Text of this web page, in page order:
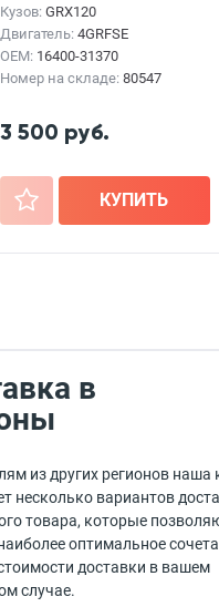
Кузов: GRX120
Двигатель: 4GRFSE
OEM: 16400-31370
Номер на складе: 80547
3 500 руб.
+ КУПИТЬ
в
из других регионов наша
несколько вариантов
товара, которые
оптимальное
доставки в вашем
случае.